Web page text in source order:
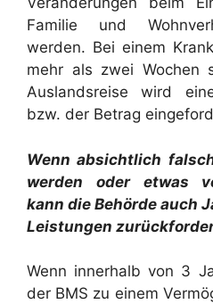
Familie und
werden. Bei einem
mehr als zwei Wochen
Auslandsreise wird
bzw. der Betrag
Wenn absichtlich
werden oder etwas
kann die Behörde auch
Leistungen
Wenn innerhalb von 3
der BMS zu einem